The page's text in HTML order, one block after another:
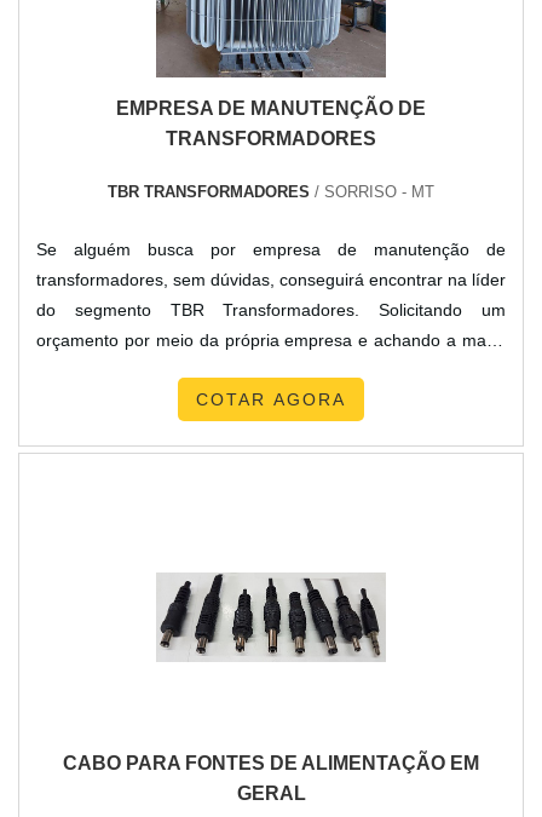
que são deixados de lado por muitas empresas que não
focam na fidelização do cliente.É importante lembrar que o
produto deve sempre ser adquirido com companhias
especializadas no segmento. Esse tipo de cuidado ajuda a
garantir a qualidade e durabilidade dos materiais, além de
que não cumprem com suas funções adequadamente.
diversos motivos para a New Cabos ter se tornado destaque
quando pensamos em uma empresa que entrega confiança
e produtos de qualidade. Alguns desses motivos são:
Atendimento personalizado; Profissionais com vasta
experiência na área de atuação; Diversas opções de
pagamento disponíveis; Amplo estoque de produtos;
Logística planejada para atender grandes demandas;
experiência dos clientes, oferece itens variados como cabo
solar isolante e cabeamento para sistema solar.Tem rótulo
de uma empresa comprometida com seus serviços e que
de última geração.Tudo isso, somado a uma equipe
multidisciplinar de consultores associados e colaboradores
EMPRESA DE MANUTENÇÃO DE
TRANSFORMADORES
TBR TRANSFORMADORES / SORRISO - MT
Se alguém busca por empresa de manutenção de
transformadores, sem dúvidas, conseguirá encontrar na líder
do segmento TBR Transformadores. Solicitando um
orçamento por meio da própria empresa e achando a maior
desejo é por empresa de manutenção de transformadores,
escritório de alta qualidade onde são realizadas as
atividades e biblioteca técnica de apoio, tudo para garantir
uma empresa de manutenção de transformadores com
se mostra referência por ter: Soluções para transformadores
isoladores e autotransformadores de baixa tensão;
COTAR AGORA
CABO PARA FONTES DE ALIMENTAÇÃO EM
GERAL